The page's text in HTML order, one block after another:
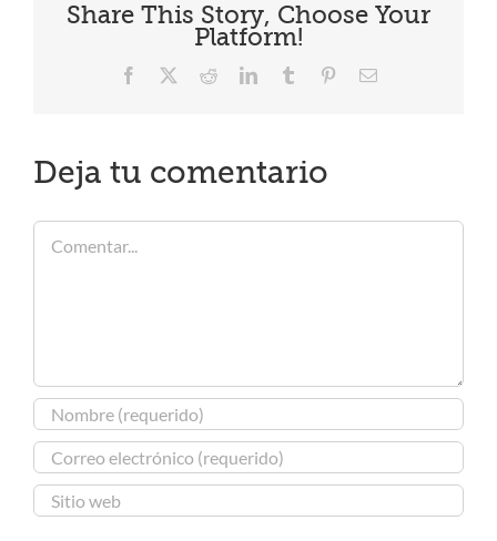
Share This Story, Choose Your
Platform!
Facebook RedditLinkedInTumblr PinterestCorreo
Deja tu comentario
Comentar